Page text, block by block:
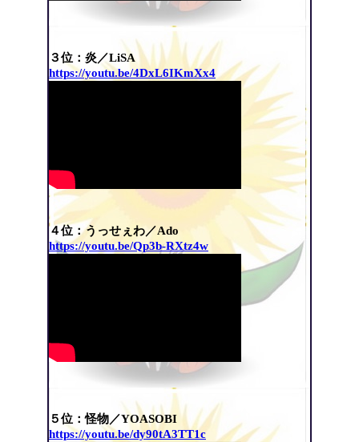
３位：炎／LiSA
https://youtu.be/4DxL6IKmXx4
４位：うっせぇわ／Ado
https://youtu.be/Qp3b-RXtz4w
５位：怪物／YOASOBI
https://youtu.be/dy90tA3TT1c